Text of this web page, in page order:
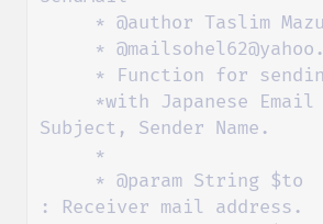
Subject, Sender Name.
: Receiver mail address.